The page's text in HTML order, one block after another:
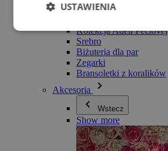
Bransoletki
Kolekcja Adéli Pečlovej
Srebro
Biżuteria dla par
Zegarki
Bransoletki z koralików
Akcesoria
Wstecz
Show more
USTAWIENIA